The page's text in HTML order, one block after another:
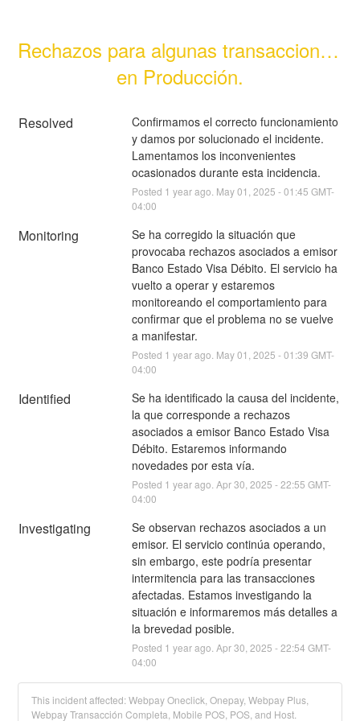
Rechazos para algunas transacciones
en Producción.
Resolved
Confirmamos el correcto funcionamiento
y damos por solucionado el incidente.
Lamentamos los inconvenientes
ocasionados durante esta incidencia.
Posted 1 year ago. May01 2025 -01:45 GMT-
04:00
Monitoring
Se ha corregido la situación que
provocaba rechazos asociados a emisor
Banco Estado Visa Débito. El servicio ha
vuelto a operar y estaremos
monitoreando el comportamiento para
confirmar que el problema no se vuelve
a manifestar.
Posted 1 year ago. May01 2025 -01:39 GMT-
04:00
Identified
Se ha identificado la causa del incidente,
la que corresponde a rechazos
asociados a emisor Banco Estado Visa
Débito. Estaremos informando
novedades por esta vía.
Posted 1 year ago. Apr30 2025 -22:55 GMT-
04:00
Investigating
Se observan rechazos asociados a un
emisor. El servicio continúa operando,
sin embargo, este podría presentar
intermitencia para las transacciones
afectadas. Estamos investigando la
situación e informaremos más detalles a
la brevedad posible.
Posted 1 year ago. Apr30 2025 -22:54 GMT-
04:00
This incident affected: Webpay Oneclick, Onepay, Webpay Plus,
Webpay Transacción Completa, Mobile POS, POS, and Host.